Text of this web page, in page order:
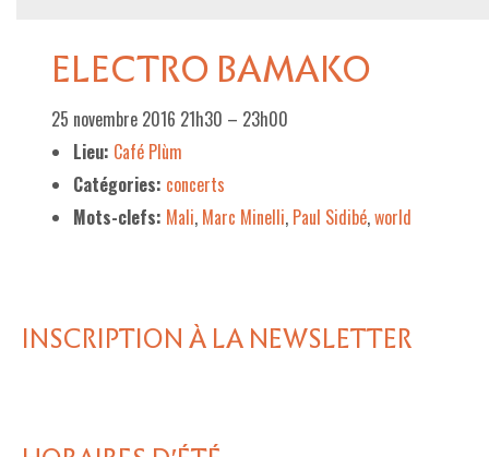
ELECTRO BAMAKO
25 novembre 2016 21h30 – 23h00
Lieu: Café Plùm
Catégories: concerts
Mots-clefs: Mali, Marc Minelli, Paul Sidibé,world
INSCRIPTION À LA NEWSLETTER